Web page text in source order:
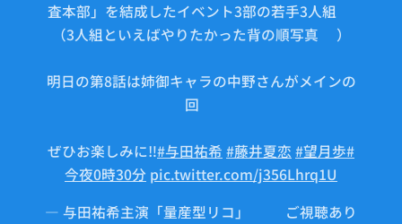
査本部」を結成したイベント3部の若手3人組📸
（3人組といえばやりたかった背の順写真😊）
明日の第8話は姉御キャラの中野さんがメインの
回✨
ぜひお楽しみに‼️#与田祐希 #藤井夏恋 #望月歩#
今夜0時30分 pic.twitter.com/j356Lhrq1U
— 与田祐希主演「量産型リコ」🤖⚙ご視聴あり